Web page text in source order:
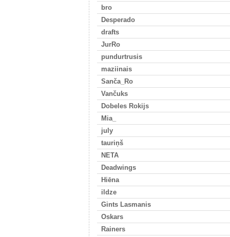
bro
Desperado
drafts
JurRo
pundurtrusis
maziinais
Sanča_Ro
Vančuks
Dobeles Rokijs
Mia_
july
tauriņš
NETA
Deadwings
Hiēna
ildze
Gints Lasmanis
Oskars
Rainers